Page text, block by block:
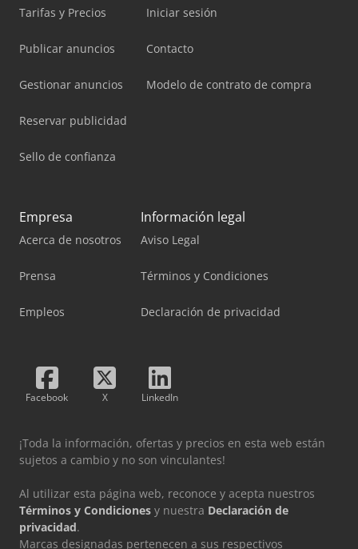
Tarifas y Precios
Publicar anuncios
Gestionar anuncios
Reservar publicidad
Sello de confianza
Iniciar sesión
Contacto
Modelo de contrato de compra
Empresa
Acerca de nosotros
Prensa
Empleos
Información legal
Aviso Legal
Términos y Condiciones
Declaración de privacidad
Facebook X LinkedIn
¡Toda la información, ofertas y precios en esta web están
sujetos a cambio y no son vinculantes!
Al utilizar esta página web, reconoce y acepta nuestros
Términos y Condiciones y nuestra Declaración de
privacidad.
Marcas designadas pertenecen a sus respectivos